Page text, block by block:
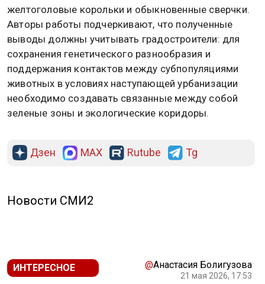
желтоголовые корольки и обыкновенные сверчки.
Авторы работы подчеркивают, что полученные
выводы должны учитывать градостроители: для
сохранения генетического разнообразия и
поддержания контактов между субпопуляциями
животных в условиях наступающей урбанизации
необходимо создавать связанные между собой
зеленые зоны и экологические коридоры.
Дзен MAX Rutube Tg
Новости СМИ2
ИНТЕРЕСНОЕ @Анастасия Болигузова
21 мая 2026, 17:53